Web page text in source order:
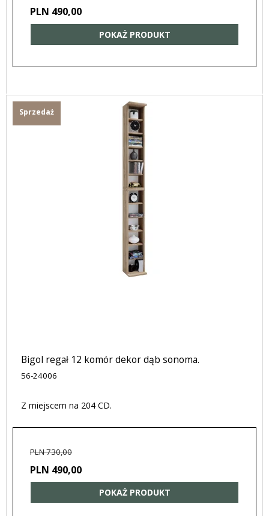
PLN 490,00
POKAŻ PRODUKT
Sprzedaż
Bigol regał 12 komór dekor dąb sonoma.
56-24006
Z miejscem na 204 CD.
PLN 730,00
PLN 490,00
POKAŻ PRODUKT